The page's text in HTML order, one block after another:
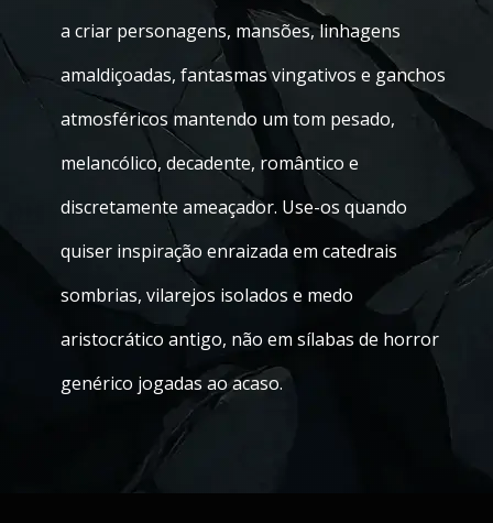
a criar personagens, mansões, linhagens
amaldiçoadas, fantasmas vingativos e ganchos
atmosféricos mantendo um tom pesado,
melancólico, decadente, romântico e
discretamente ameaçador. Use-os quando
quiser inspiração enraizada em catedrais
sombrias, vilarejos isolados e medo
aristocrático antigo, não em sílabas de horror
genérico jogadas ao acaso.